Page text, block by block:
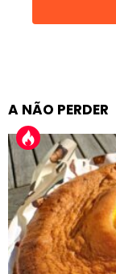
A NÃO PERDER